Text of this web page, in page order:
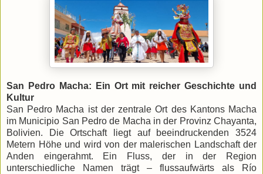
San Pedro Macha: Ein Ort mit reicher Geschichte und
Kultur
San Pedro Macha ist der zentrale Ort des Kantons Macha
im Municipio San Pedro de Macha in der Provinz Chayanta,
Bolivien. Die Ortschaft liegt auf beeindruckenden 3524
Metern Höhe und wird von der malerischen Landschaft der
Anden eingerahmt. Ein Fluss, der in der Region
unterschiedliche Namen trägt – flussaufwärts als Río